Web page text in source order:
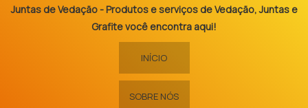
Juntas de Vedação - Produtos e serviços de Vedação, Juntas e
Grafite você encontra aqui!
INÍCIO
SOBRE NÓS